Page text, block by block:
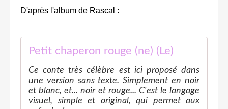
D'après l'album de Rascal :
Petit chaperon rouge (ne) (Le)
Ce conte très célèbre est ici proposé dans
une version sans texte. Simplement en noir
et blanc, et... noir et rouge... C'est le langage
visuel, simple et original, qui permet aux